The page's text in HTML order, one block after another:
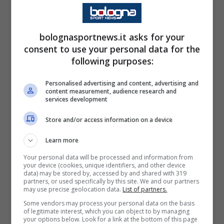
match contro la squadra di Ranieri.
Un settore che sarebbe comunque rimasto
vuoto, dopo la decisione della Curva Sud di
Pulisicecompagni.
che complica non poco la sfida alMilanche
ora deve fare più punti possibili per accedere
in Europa.
La ricostruzione degli episodi
dentro e fuori dallo stadio
Stando a quanto riportato dalle autorità, il
clima si era acceso nei giorni precedenti
bolognasportnews.it asks for your
consent to use your personal data for the
following purposes:
Personalised advertising and content, advertising and
content measurement, audience research and
services development
Store and/or access information on a device
Learn more
Your personal data will be processed and information from
your device (cookies, unique identifiers, and other device
data) may be stored by, accessed by and shared with 319
partners, or used specifically by this site. We and our partners
may use precise geolocation data. List of partners.
Some vendors may process your personal data on the basis
of legitimate interest, which you can object to by managing
your options below. Look for a link at the bottom of this page